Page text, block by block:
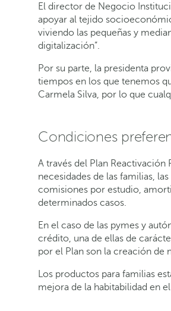
El director de Negocio
apoyar al tejido
viviendo las pequeñas y
digitalización”.
Por su parte, la presidenta
tiempos en los que tenemos
Carmela Silva, por lo que
Condiciones
A través del Plan
necesidades de las familias,
comisiones por estudio,
determinados casos.
En el caso de las pymes y
crédito, una de ellas de
por el Plan son la creación de
Los productos para familias
mejora de la habitabilidad en